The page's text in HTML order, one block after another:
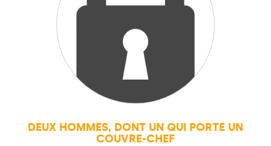
DEUX HOMMES, DONT UN QUI PORTE UN
COUVRE-CHEF